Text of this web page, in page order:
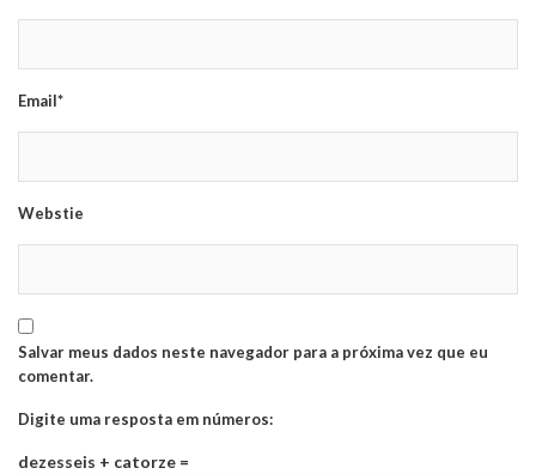
Email*
Webstie
Salvar meus dados neste navegador para a próxima vez que eu
comentar.
Digite uma resposta em números:
dezesseis + catorze =